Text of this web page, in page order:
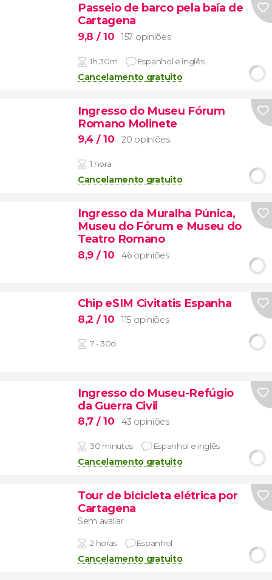
Passeio de barco pela baía de
Cartagena
9,8 / 10 157 opiniões
1h 30m Espanhol e inglês
Cancelamento gratuito
Ingresso do Museu Fórum
Romano Molinete
9,4 / 10 20 opiniões
1 hora
Cancelamento gratuito
Ingresso da Muralha Púnica,
Museu do Fórum e Museu do
Teatro Romano
8,9 / 10 46 opiniões
Chip eSIM Civitatis Espanha
8,2 / 10 115 opiniões
7 - 30d
Ingresso do Museu-Refúgio
da Guerra Civil
8,7 / 10 43 opiniões
30 minutos Espanhol e inglês
Cancelamento gratuito
Tour de bicicleta elétrica por
Cartagena
Sem avaliar
2 horas Espanhol
Cancelamento gratuito